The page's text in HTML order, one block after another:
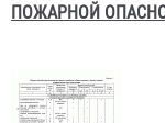
ПОЖАРНОЙ